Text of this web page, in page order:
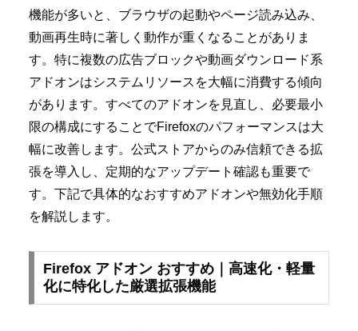
機能が多いと、ブラウザの起動やページ読み込み、
動画再生時に著しく動作が重くなることがありま
す。特に複数の広告ブロックや動画ダウンロード系
アドオンはシステムリソースを大幅に消費する傾向
があります。すべてのアドオンを見直し、必要最小
限の構成にすることでFirefoxのパフォーマンスは大
幅に改善します。公式ストアからのみ信頼できる拡
張を導入し、定期的なアップデート確認も重要で
す。下記で具体的なおすすめアドオンや無効化手順
を解説します。
Firefox アドオン おすすめ｜高速化・軽量
化に特化した厳選拡張機能